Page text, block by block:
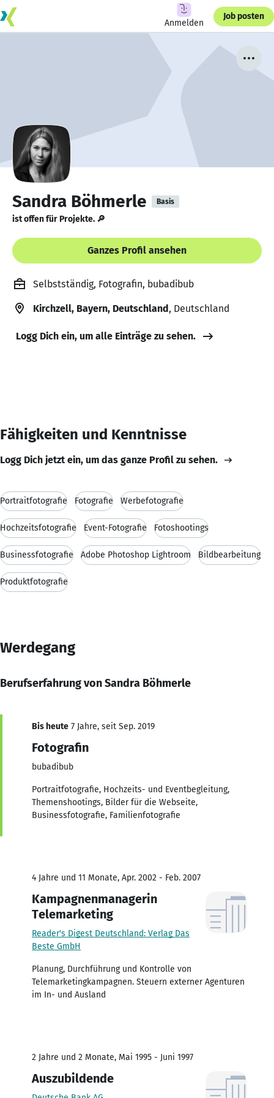
Anmelden
Job posten
Sandra Böhmerle Basis
ist offen für Projekte. 🔎
Ganzes Profil ansehen
Selbstständig, Fotografin, bubadibub
Kirchzell, Bayern, Deutschland, Deutschland
Logg Dich ein, um alle Einträge zu sehen.
Fähigkeiten und Kenntnisse
Logg Dich jetzt ein, um das ganze Profil zu sehen.
Portraitfotografie Fotografie Werbefotografie
Hochzeitsfotografie Event-Fotografie Fotoshootings
Businessfotografie Adobe Photoshop Lightroom Bildbearbeitung
Produktfotografie
Werdegang
Berufserfahrung von Sandra Böhmerle
Bis heute 7 Jahre, seit Sep. 2019
Fotografin
bubadibub
Portraitfotografie, Hochzeits- und Eventbegleitung,
Themenshootings, Bilder für die Webseite,
Businessfotografie, Familienfotografie
4 Jahre und 11 Monate, Apr. 2002 - Feb. 2007
Kampagnenmanagerin
Telemarketing
Reader's Digest Deutschland: Verlag Das
Beste GmbH
Planung, Durchführung und Kontrolle von
Telemarketingkampagnen. Steuern externer Agenturen
im In- und Ausland
2 Jahre und 2 Monate, Mai 1995 - Juni 1997
Auszubildende